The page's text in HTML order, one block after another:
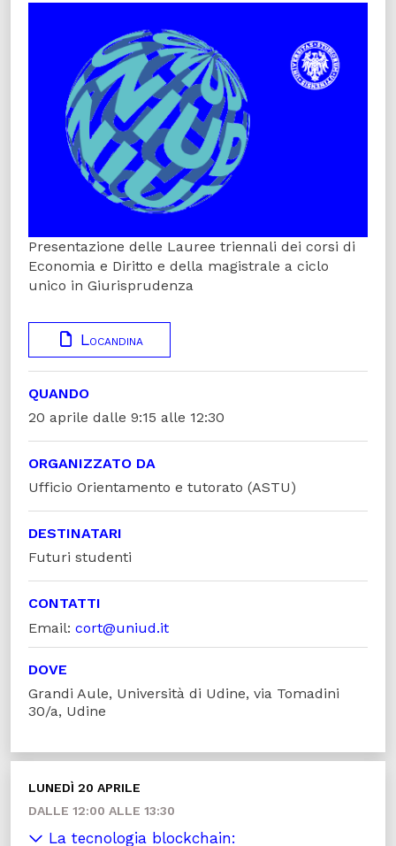
Presentazione delle Lauree triennali dei corsi di
Economia e Diritto e della magistrale a ciclo
unico in Giurisprudenza
Locandina
QUANDO
20 aprile dalle 9:15 alle 12:30
ORGANIZZATO DA
Ufficio Orientamento e tutorato (ASTU)
DESTINATARI
Futuri studenti
CONTATTI
Email: cort@uniud.it
DOVE
Grandi Aule, Università di Udine, via Tomadini
30/a, Udine
LUNEDÌ 20 APRILE
DALLE 12:00 ALLE 13:30
La tecnologia blockchain: